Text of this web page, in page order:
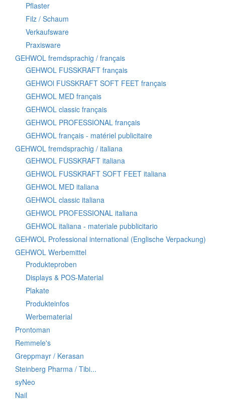
Pflaster
Filz / Schaum
Verkaufsware
Praxisware
GEHWOL fremdsprachig / français
GEHWOL FUSSKRAFT français
GEHWOl FUSSKRAFT SOFT FEET français
GEHWOL MED français
GEHWOL classic français
GEHWOL PROFESSIONAL français
GEHWOL français - matériel publicitaire
GEHWOL fremdsprachig / italiana
GEHWOL FUSSKRAFT italiana
GEHWOL FUSSKRAFT SOFT FEET italiana
GEHWOL MED italiana
GEHWOL classic italiana
GEHWOL PROFESSIONAL italiana
GEHWOL italiana - materiale pubblicitario
GEHWOL Professional international (Englische Verpackung)
GEHWOL Werbemittel
Produkteproben
Displays & POS-Material
Plakate
Produkteinfos
Werbematerial
Prontoman
Remmele's
Greppmayr / Kerasan
Steinberg Pharma / Tibi...
syNeo
Nail